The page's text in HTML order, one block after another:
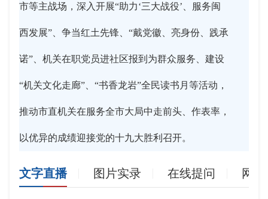
市等主战场，深入开展“助力‘三大战役’、服务闽
西发展”、争当红土先锋、“戴党徽、亮身份、践承
诺”、机关在职党员进社区报到为群众服务、建设
“机关文化走廊”、“书香龙岩”全民读书月等活动，
推动市直机关在服务全市大局中走前头、作表率，
以优异的成绩迎接党的十九大胜利召开。
文字直播 图片实录 在线提问 网